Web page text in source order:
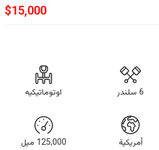
$15,000
6 سلندر اوتوماتيكيه
أمريكية 125,000 ميل